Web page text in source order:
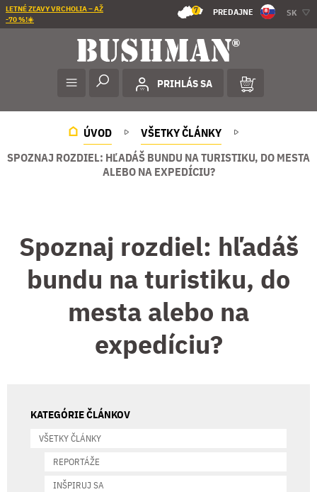
LETNÉ ZĽAVY VRCHOLIA – AŽ
-70 %!☀️
7 PREDAJNE SK
PRIHLÁS SA
ÚVOD
VŠETKY ČLÁNKY
SPOZNAJ ROZDIEL: HĽADÁŠ BUNDU NA TURISTIKU, DO MESTA
ALEBO NA EXPEDÍCIU?
Spoznaj rozdiel: hľadáš
bundu na turistiku, do
mesta alebo na
expedíciu?
KATEGÓRIE ČLÁNKOV
VŠETKY ČLÁNKY
REPORTÁŽE
INŠPIRUJ SA